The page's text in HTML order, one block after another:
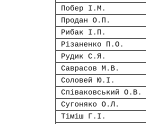
Побер І.М.
Продан О.П.
Рибак І.П.
Різаненко П.О.
Рудик С.Я.
Саврасов М.В.
Соловей Ю.І.
Співаковський О.В.
Сугоняко О.Л.
Тіміш Г.І.